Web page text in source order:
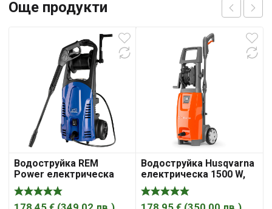
Още продукти
Водоструйка REM
Power електрическа
1800 W, 360-410 л/ч, 125
bar, HDEm 1901
Водоструйка Husqvarna
електрическа 1500 W,
320-460 л/ч, 125 bar,
290х490х370 мм, PW 125